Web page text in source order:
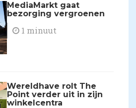
MediaMarkt gaat
bezorging vergroenen
1 minuut
Wereldhave rolt The
Point verder uit in zijn
winkelcentra